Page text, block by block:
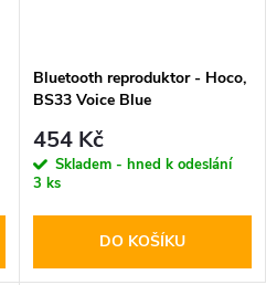
Bluetooth reproduktor - Hoco,
BS33 Voice Blue
454 Kč
Skladem - hned k odeslání
3 ks
DO KOŠÍKU